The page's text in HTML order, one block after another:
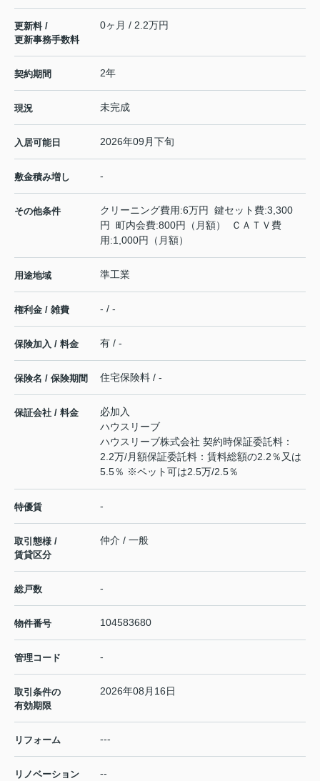
更新料 /
更新事務手数料
0ヶ月 / 2.2万円
契約期間 2年
現況 未完成
入居可能日 2026年09月下旬
敷金積み増し -
その他条件
クリーニング費用:6万円 鍵セット費:3,300
円 町内会費:800円（月額） ＣＡＴＶ費
用:1,000円（月額）
用途地域 準工業
権利金 / 雑費 - / -
保険加入 / 料金 有 / -
保険名 / 保険期間 住宅保険料 / -
保証会社 / 料金
必加入
ハウスリーブ
ハウスリーブ株式会社 契約時保証委託料：
2.2万/月額保証委託料：賃料総額の2.2％又は
5.5％ ※ペット可は2.5万/2.5％
特優賃 -
取引態様 /
賃貸区分
仲介 / 一般
総戸数 -
物件番号 104583680
管理コード -
取引条件の
有効期限
2026年08月16日
リフォーム ---
リノベーション --